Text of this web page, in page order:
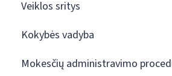
Veiklos sritys
Kokybės vadyba
Mokesčių administravimo